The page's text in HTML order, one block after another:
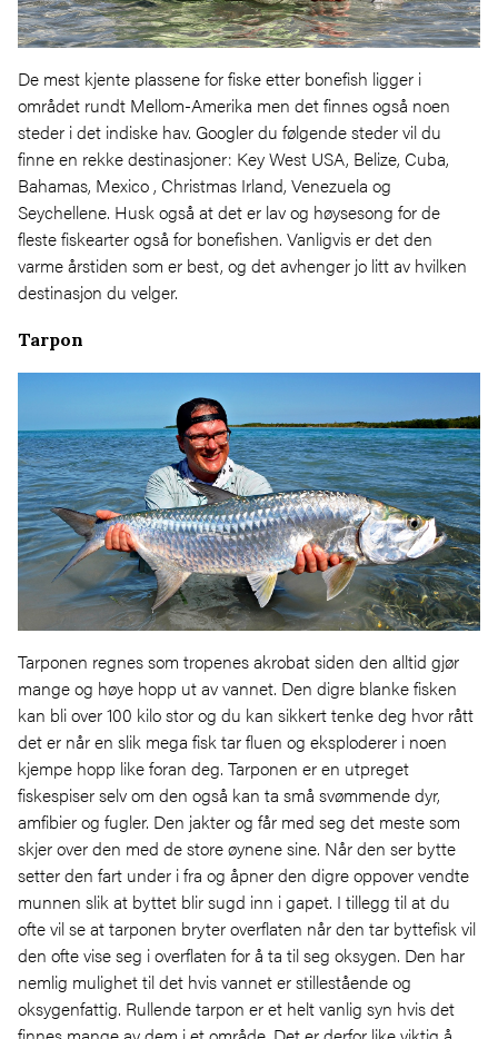
De mest kjente plassene for fiske etter bonefish ligger i
området rundt Mellom-Amerika men det finnes også noen
steder i det indiske hav. Googler du følgende steder vil du
finne en rekke destinasjoner: Key West USA, Belize, Cuba,
Bahamas, Mexico , Christmas Irland, Venezuela og
Seychellene. Husk også at det er lav og høysesong for de
fleste fiskearter også for bonefishen. Vanligvis er det den
varme årstiden som er best, og det avhenger jo litt av hvilken
destinasjon du velger.
Tarpon
Tarponen regnes som tropenes akrobat siden den alltid gjør
mange og høye hopp ut av vannet. Den digre blanke fisken
kan bli over 100 kilo stor og du kan sikkert tenke deg hvor rått
det er når en slik mega fisk tar fluen og eksploderer i noen
kjempe hopp like foran deg. Tarponen er en utpreget
fiskespiser selv om den også kan ta små svømmende dyr,
amfibier og fugler. Den jakter og får med seg det meste som
skjer over den med de store øynene sine. Når den ser bytte
setter den fart under i fra og åpner den digre oppover vendte
munnen slik at byttet blir sugd inn i gapet. I tillegg til at du
ofte vil se at tarponen bryter overflaten når den tar byttefisk vil
den ofte vise seg i overflaten for å ta til seg oksygen. Den har
nemlig mulighet til det hvis vannet er stillestående og
oksygenfattig. Rullende tarpon er et helt vanlig syn hvis det